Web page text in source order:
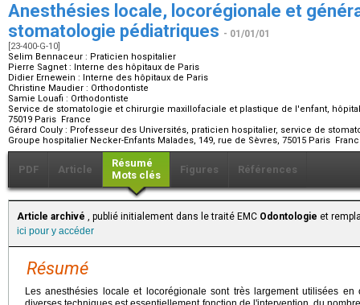
Anesthésies locale, locorégionale et
stomatologie pédiatriques - 01/01/01
[23-400-G-10]
Selim Bennaceur : Praticien hospitalier
Pierre Sagnet : Interne des hôpitaux de Paris
Didier Ernewein : Interne des hôpitaux de Paris
Christine Maudier : Orthodontiste
Samie Louafi : Orthodontiste
Service de stomatologie et chirurgie maxillofaciale et plastique de l'enfant,
75019 Paris France
Gérard Couly : Professeur des Universités, praticien hospitalier, service de
Groupe hospitalier Necker-Enfants Malades, 149, rue de Sèvres, 75015 Paris
PDF Article
Résumé
Mots clés
Figures Références
Article archivé , publié initialement dans le traité EMC Odontologie et
ici pour y accéder
Résumé
Les anesthésies locale et locorégionale sont très largement utilisées